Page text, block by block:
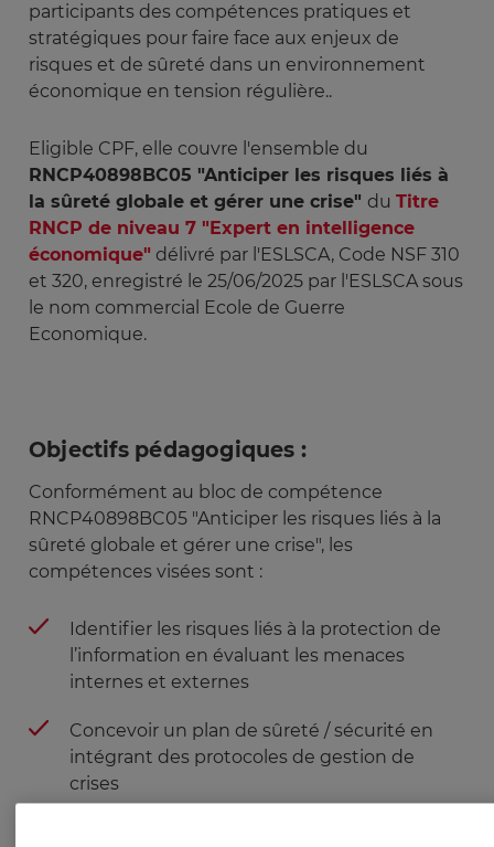
participants des compétences pratiques et
stratégiques pour faire face aux enjeux de
risques et de sûreté dans un environnement
économique en tension régulière..
Eligible CPF, elle couvre l'ensemble du
RNCP40898BC05 "Anticiper les risques liés à
la sûreté globale et gérer une crise" du Titre
RNCP de niveau 7 "Expert en intelligence
économique" délivré par l'ESLSCA, Code NSF 310
et 320, enregistré le 25/06/2025 par l'ESLSCA sous
le nom commercial Ecole de Guerre
Economique.
Objectifs pédagogiques :
Conformément au bloc de compétence
RNCP40898BC05 "Anticiper les risques liés à la
sûreté globale et gérer une crise", les
compétences visées sont :
Identifier les risques liés à la protection de
l’information en évaluant les menaces
internes et externes
Concevoir un plan de sûreté / sécurité en
intégrant des protocoles de gestion de
crises